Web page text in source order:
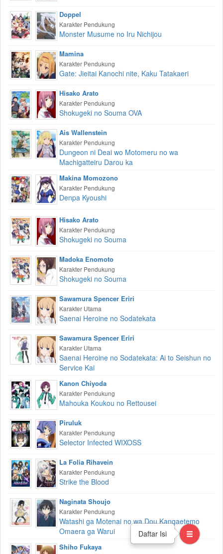
Doppel
Karakter Pendukung
Monster Musume no Iru Nichijou
Mamina
Karakter Pendukung
Gate: Jieitai Kanochi nite, Kaku Tatakaeri
Hisako Arato
Karakter Pendukung
Shokugeki no Souma OVA
Ais Wallenstein
Karakter Pendukung
Dungeon ni Deai wo Motomeru no wa
Machigatteiru Darou ka
Makina Momozono
Karakter Pendukung
Denpa Kyoushi
Hisako Arato
Karakter Pendukung
Shokugeki no Souma
Madoka Enomoto
Karakter Pendukung
Shokugeki no Souma
Sawamura Spencer Eriri
Karakter Utama
Saenai Heroine no Sodatekata
Sawamura Spencer Eriri
Karakter Utama
Saenai Heroine no Sodatekata: Ai to Seishun no
Service Kai
Kanon Chiyoda
Karakter Pendukung
Mahouka Koukou no Rettousei
Piruluk
Karakter Pendukung
Selector Infected WIXOSS
La Folia Rihavein
Karakter Pendukung
Strike the Blood
Naginata Shoujo
Karakter Pendukung
Watashi ga Motenai no wa Dou Kangaetemo
Omaera ga Warui
Shiho Fukaya
Daftar Isi